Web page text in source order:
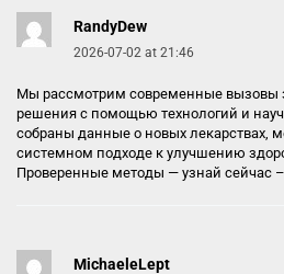
RandyDew
2026-07-02 at 21:46
Мы рассмотрим современные вызовы
решения с помощью технологий и
собраны данные о новых лекарствах,
системном подходе к улучшению
Проверенные методы — узнай сейчас –
MichaeleLept